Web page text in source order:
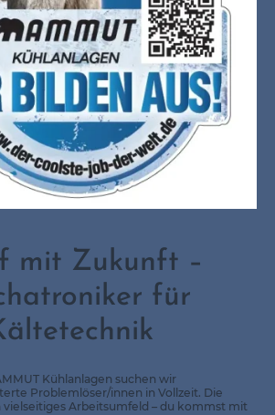
mit Zukunft –
für
Kühlanlagen suchen wir
Problemlöser/innen in Vollzeit. Die
Arbeitsumfeld – du kommst mit